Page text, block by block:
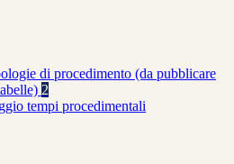
di procedimento (da pubblicare
2
tempi procedimentali